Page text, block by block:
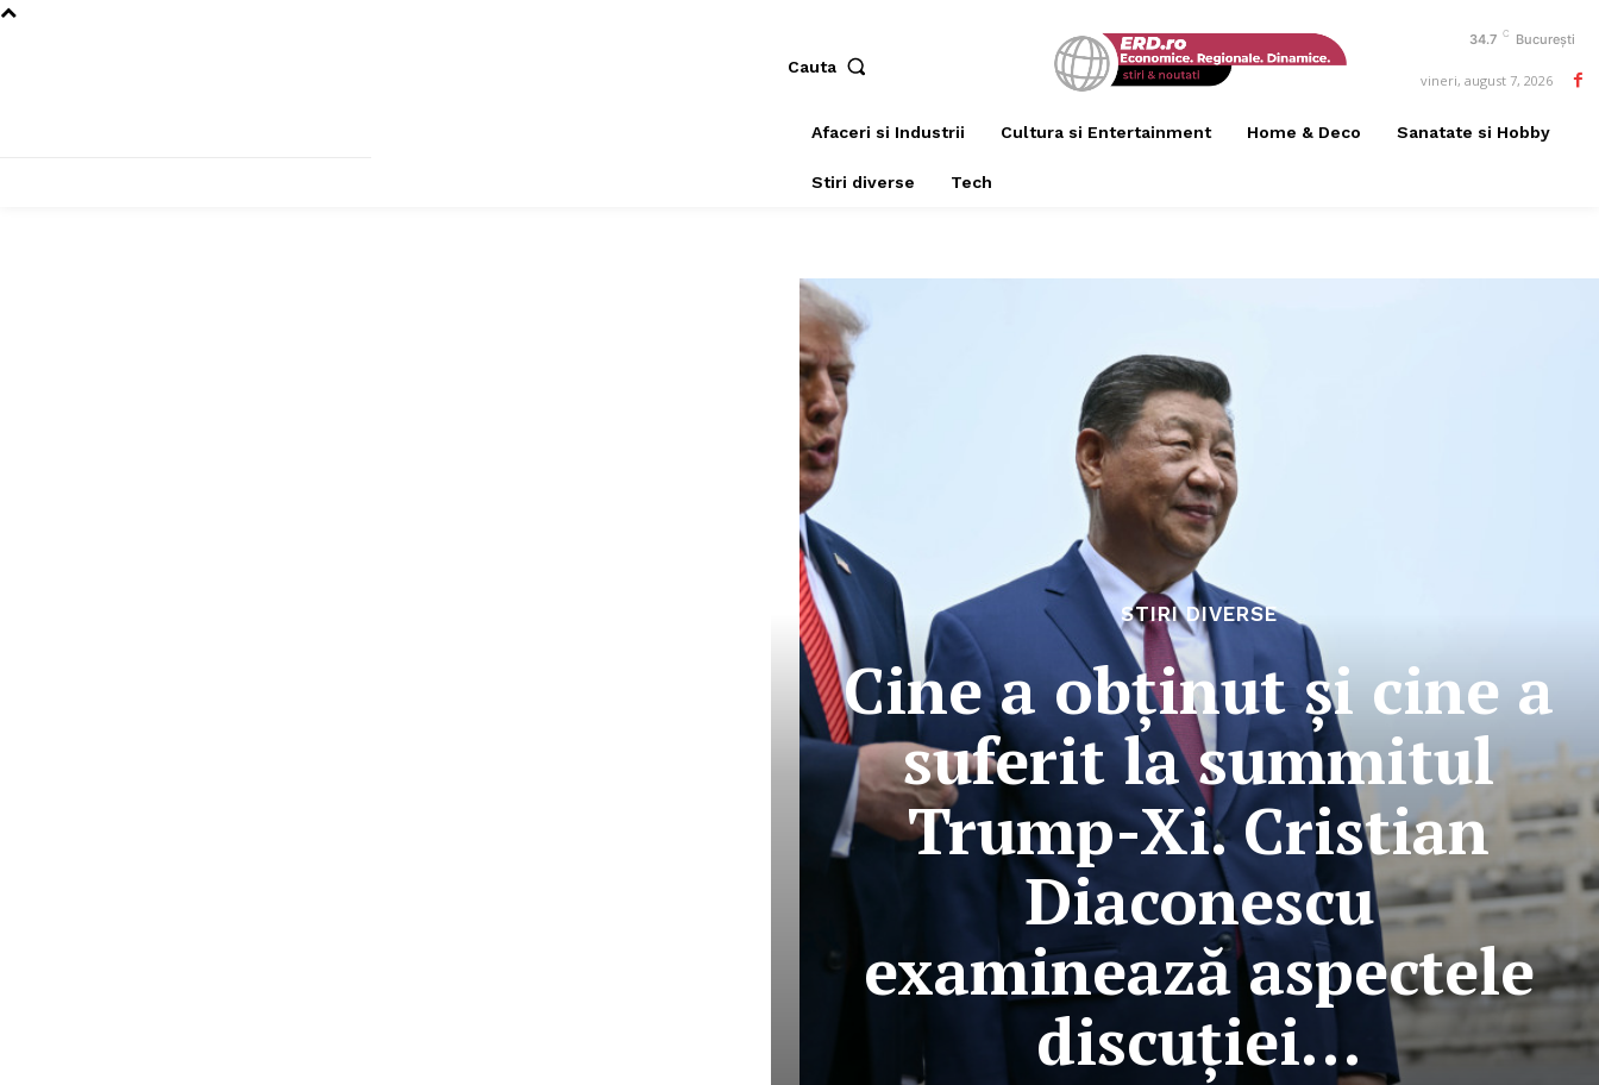
Cauta
34.7 C București
vineri, august 7, 2026
Afaceri si Industrii Cultura si Entertainment Home & Deco Sanatate si Hobby
Stiri diverse Tech
STIRI DIVERSE
Cine a obținut și cine a
suferit la summitul
Trump-Xi. Cristian
Diaconescu
examinează aspectele
discuției…